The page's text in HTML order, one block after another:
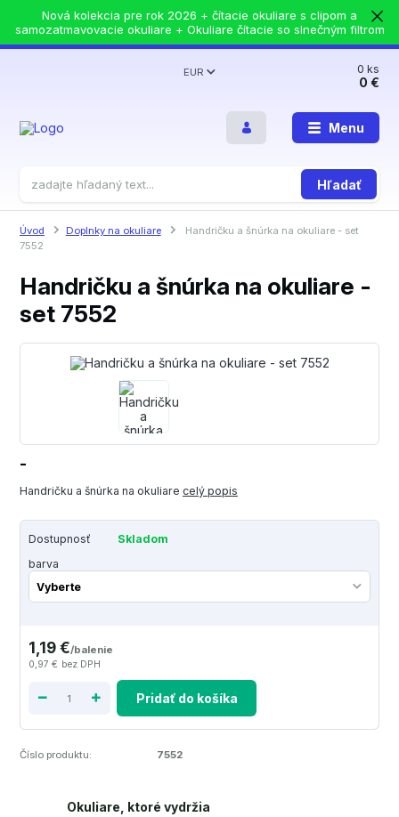
Nová kolekcia pre rok 2026 + čítacie okuliare s clipom a
samozatmavovacie okuliare + Okuliare čítacie so slnečným filtrom
Menu
EUR
Hľadať
0ks
0 €
Úvod Doplnky na okuliare
Handričku a šnúrka na okuliare - set
7552
Handričku a šnúrka na okuliare -
set 7552
-
Handričku a šnúrka na okuliare celý popis
Dostupnosť
Skladom
barva
1,19 €/balenie
0,97 € bez DPH
Pridať do košíka
Číslo produktu: 7552
Okuliare, ktoré vydržia